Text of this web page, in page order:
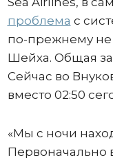
проблема с
по-прежнему не
Шейха. Общая
Сейчас во
вместо 02:50
«Мы с ночи
Первоначально